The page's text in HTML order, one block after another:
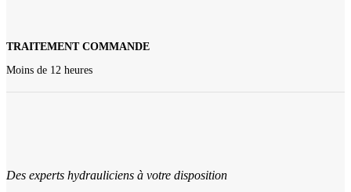
TRAITEMENT COMMANDE
Moins de 12 heures
Des experts hydrauliciens à votre disposition